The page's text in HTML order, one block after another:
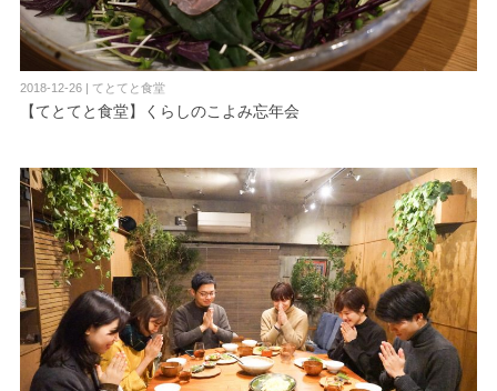
2018-12-26 | てとてと食堂
【てとてと食堂】くらしのこよみ忘年会